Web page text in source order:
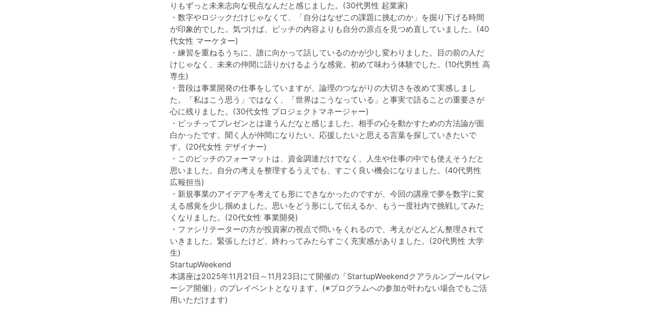
りもずっと未来志向な視点なんだと感じました。(30代男性 起業家)
・数字やロジックだけじゃなくて、「自分はなぜこの課題に挑むのか」を掘り下げる時間
が印象的でした。気づけば、ピッチの内容よりも自分の原点を見つめ直していました。(40
代女性 マーケター)
・練習を重ねるうちに、誰に向かって話しているのかが少し変わりました。目の前の人だ
けじゃなく、未来の仲間に語りかけるような感覚。初めて味わう体験でした。(10代男性 高
専生)
・普段は事業開発の仕事をしていますが、論理のつながりの大切さを改めて実感しまし
た。「私はこう思う」ではなく、「世界はこうなっている」と事実で語ることの重要さが
心に残りました。(30代女性 プロジェクトマネージャー)
・ピッチってプレゼンとは違うんだなと感じました。相手の心を動かすための方法論が面
白かったです。聞く人が仲間になりたい、応援したいと思える言葉を探していきたいで
す。(20代女性 デザイナー)
・このピッチのフォーマットは、資金調達だけでなく、人生や仕事の中でも使えそうだと
思いました。自分の考えを整理するうえでも、すごく良い機会になりました。(40代男性
広報担当)
・新規事業のアイデアを考えても形にできなかったのですが、今回の講座で夢を数字に変
える感覚を少し掴めました。思いをどう形にして伝えるか、もう一度社内で挑戦してみた
くなりました。(20代女性 事業開発)
・ファシリテーターの方が投資家の視点で問いをくれるので、考えがどんどん整理されて
いきました。緊張したけど、終わってみたらすごく充実感がありました。(20代男性 大学
生)
StartupWeekend
本講座は2025年11月21日～11月23日にて開催の「StartupWeekendクアラルンプール(マレ
ーシア開催)」のプレイベントとなります。(※プログラムへの参加が叶わない場合でもご活
用いただけます)